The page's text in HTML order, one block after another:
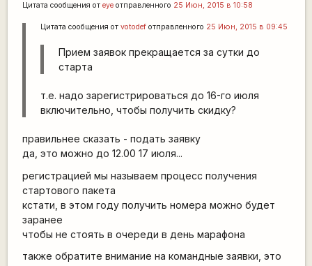
Цитата сообщения от eyeотправленного 25 Июн, 2015 в 10:58
Цитата сообщения от votodefотправленного 25 Июн, 2015 в 09:45
Прием заявок прекращается за сутки до
старта
т.е. надо зарегистрироваться до 16-го июля
включительно, чтобы получить скидку?
правильнее сказать - подать заявку
да, это можно до 12.00 17 июля...
регистрацией мы называем процесс получения
стартового пакета
кстати, в этом году получить номера можно будет
заранее
чтобы не стоять в очереди в день марафона
также обратите внимание на командные заявки, это